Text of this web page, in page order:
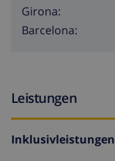
Girona:
Barcelona:
Leistungen
Inklusivleistungen